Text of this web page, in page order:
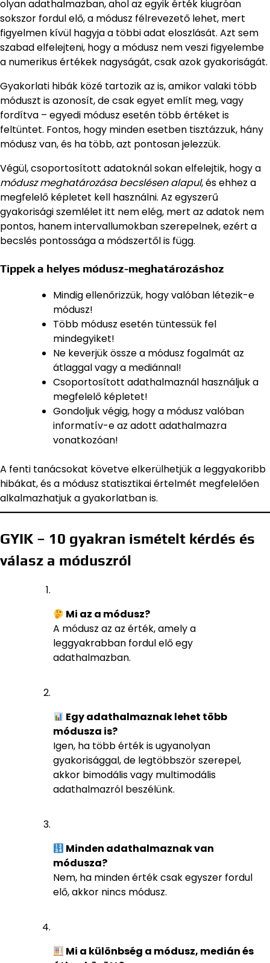
olyan adathalmazban, ahol az egyik érték kiugróan
sokszor fordul elő, a módusz félrevezető lehet, mert
figyelmen kívül hagyja a többi adat eloszlását. Azt sem
szabad elfelejteni, hogy a módusz nem veszi figyelembe
a numerikus értékek nagyságát, csak azok gyakoriságát.
Gyakorlati hibák közé tartozik az is, amikor valaki több
móduszt is azonosít, de csak egyet említ meg, vagy
fordítva – egyedi módusz esetén több értéket is
feltüntet. Fontos, hogy minden esetben tisztázzuk, hány
módusz van, és ha több, azt pontosan jelezzük.
Végül, csoportosított adatoknál sokan elfelejtik, hogy a
módusz meghatározása becslésen alapul, és ehhez a
megfelelő képletet kell használni. Az egyszerű
gyakorisági szemlélet itt nem elég, mert az adatok nem
pontos, hanem intervallumokban szerepelnek, ezért a
becslés pontossága a módszertől is függ.
Tippek a helyes módusz-meghatározáshoz
Mindig ellenőrizzük, hogy valóban létezik-e
módusz!
Több módusz esetén tüntessük fel
mindegyiket!
Ne keverjük össze a módusz fogalmát az
átlaggal vagy a mediánnal!
Csoportosított adathalmaznál használjuk a
megfelelő képletet!
Gondoljuk végig, hogy a módusz valóban
informatív-e az adott adathalmazra
vonatkozóan!
A fenti tanácsokat követve elkerülhetjük a leggyakoribb
hibákat, és a módusz statisztikai értelmét megfelelően
alkalmazhatjuk a gyakorlatban is.
GYIK – 10 gyakran ismételt kérdés és
válasz a móduszról
Mi az a módusz?
A módusz az az érték, amely a
leggyakrabban fordul elő egy
adathalmazban.
Egy adathalmaznak lehet több
módusza is?
Igen, ha több érték is ugyanolyan
gyakorisággal, de legtöbbször szerepel,
akkor bimodális vagy multimodális
adathalmazról beszélünk.
Minden adathalmaznak van
módusza?
Nem, ha minden érték csak egyszer fordul
elő, akkor nincs módusz.
Mi a különbség a módusz, medián és